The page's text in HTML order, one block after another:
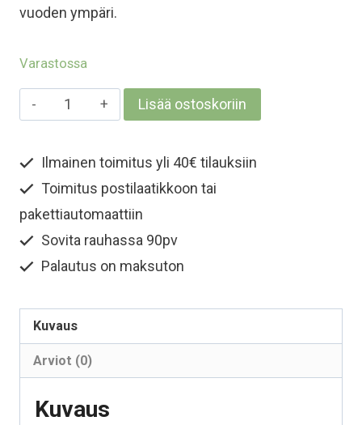
vuoden ympäri.
Varastossa
Merinovilla
kaulahuivi
hartiahuivi
-
Farkunsininen
määrä
Lisää ostoskoriin
Ilmainen toimitus yli 40€ tilauksiin
Toimitus postilaatikkoon tai
pakettiautomaattiin
Sovita rauhassa 90pv
Palautus on maksuton
Kuvaus
Arviot (0)
Kuvaus